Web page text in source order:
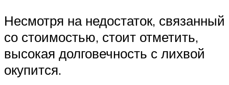
Несмотря на недостаток, связанный
со стоимостью, стоит отметить,
высокая долговечность с лихвой
окупится.